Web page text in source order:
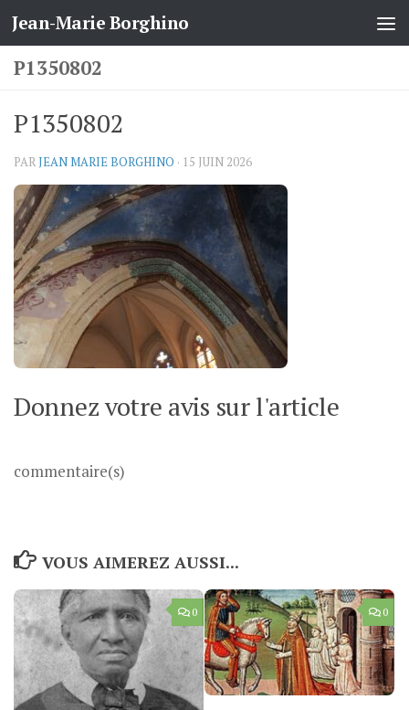
Skip to content
Jean-Marie Borghino
P1350802
P1350802
PARJEAN MARIE BORGHINO · 15 JUIN 2026
Donnez votre avis sur l'article
commentaire(s)
VOUS AIMEREZ AUSSI...
0 0